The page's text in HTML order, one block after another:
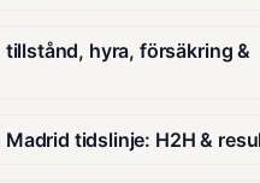
tillstånd, hyra, försäkring &
tidslinje: H2H &